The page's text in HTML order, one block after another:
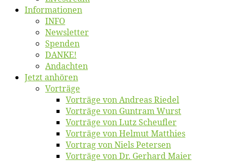
Informatio­nen
INFO
News­let­ter
Spen­den
DANKE!
An­dach­ten
Jetzt an­hö­ren
Vor­trä­ge
Vor­trä­ge von An­dre­as Riedel
Vor­trä­ge von Gun­tram Wurst
Vor­trä­ge von Lutz Scheufler
Vor­trä­ge von Hel­mut Matthies
Vor­trag von Niels Petersen
Vor­trä­ge von Dr. Ger­hard Maier